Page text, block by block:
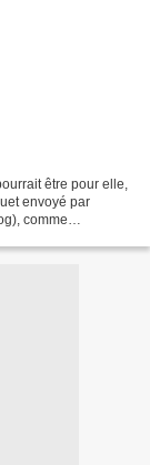
être pour elle,
envoyé par
comme